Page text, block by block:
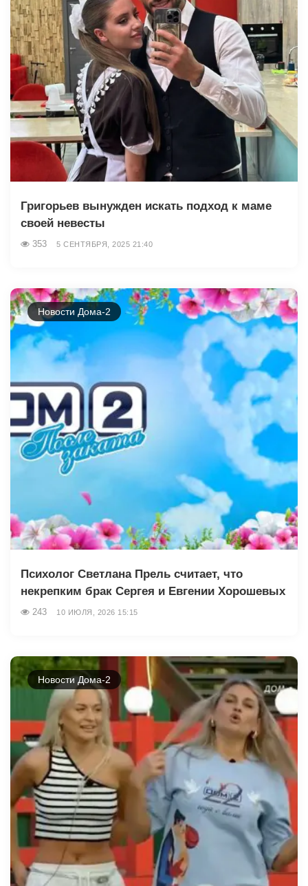
Григорьев вынужден искать подход к маме
своей невесты
353 5 СЕНТЯБРЯ, 2025 21:40
Новости Дома-2
Психолог Светлана Прель считает, что
некрепким брак Сергея и Евгении Хорошевых
243 10 ИЮЛЯ, 2026 15:15
Новости Дома-2